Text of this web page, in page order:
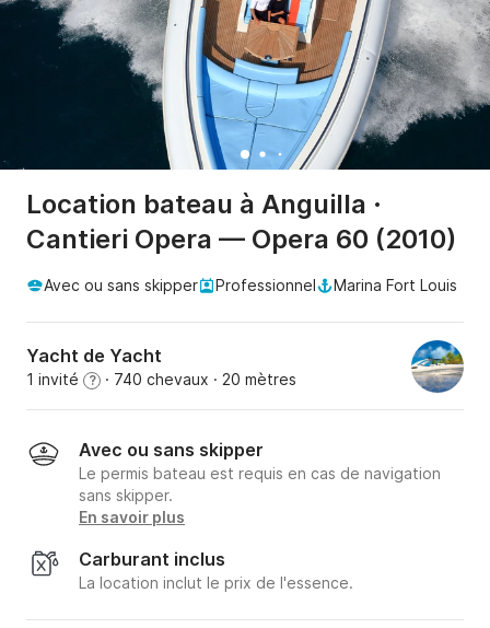
Location bateau à Anguilla ·
Cantieri Opera — Opera 60 (2010)
Avec ou sans skipper Professionnel Marina Fort Louis
Yacht de Yacht
1 invité ? · 740 chevaux · 20 mètres
Avec ou sans skipper
Le permis bateau est requis en cas de navigation
sans skipper.
En savoir plus
Carburant inclus
La location inclut le prix de l'essence.